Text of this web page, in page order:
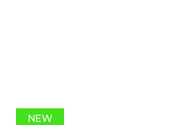
NEW